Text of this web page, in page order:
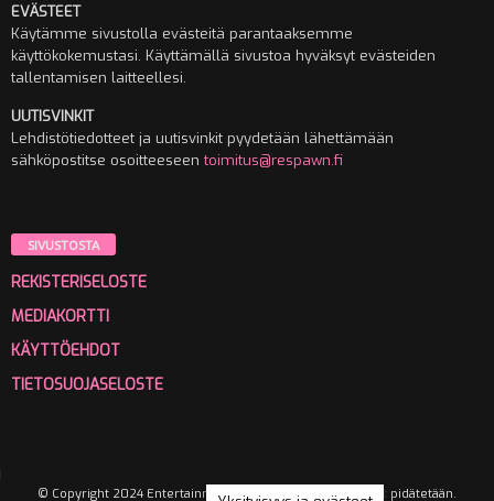
EVÄSTEET
Käytämme sivustolla evästeitä parantaaksemme
käyttökokemustasi. Käyttämällä sivustoa hyväksyt evästeiden
tallentamisen laitteellesi.
UUTISVINKIT
Lehdistötiedotteet ja uutisvinkit pyydetään lähettämään
sähköpostitse osoitteeseentoimitus@respawn.fi
SIVUSTOSTA
REKISTERISELOSTE
MEDIAKORTTI
KÄYTTÖEHDOT
TIETOSUOJASELOSTE
© Copyright 2024 Entertainment Media Oy. Kaikki oikeudet pidätetään.